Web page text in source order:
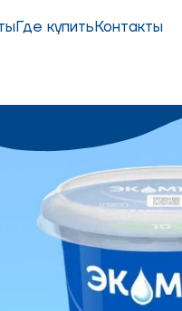
Где купитьКонтакты